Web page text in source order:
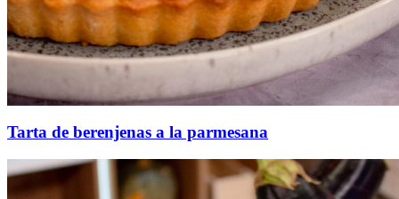
Tarta de berenjenas a la parmesana